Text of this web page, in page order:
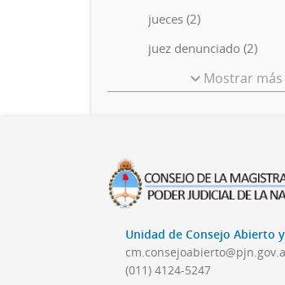
jueces (2)
juez denunciado (2)
Mostrar
Unidad de Consejo Abierto
(011) 4124-5247